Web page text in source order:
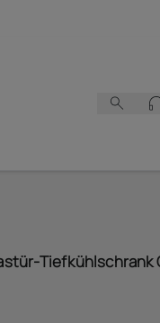
Tiefkühlschrank